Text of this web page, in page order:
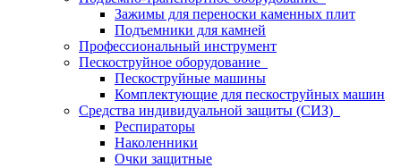
Зажимы для переноски каменных плит
Подъемники для камней
Профессиональный инструмент
Пескоструйное оборудование
Пескоструйные машины
Комплектующие для пескоструйных машин
Средства индивидуальной защиты (СИЗ)
Респираторы
Наколенники
Очки защитные